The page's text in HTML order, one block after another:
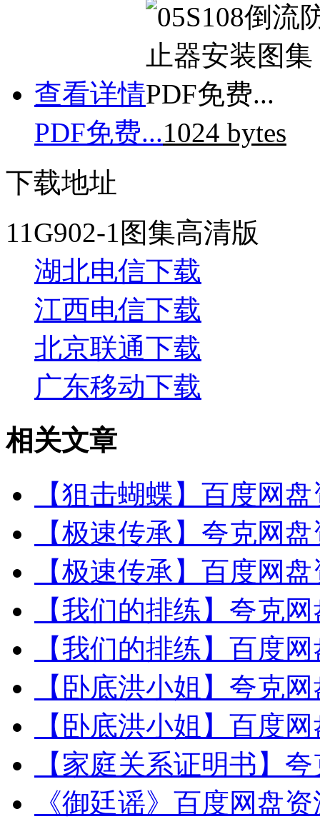
查看详情
PDF免费...1024 bytes
下载地址
11G902-1图集高清版
湖北电信下载
江西电信下载
北京联通下载
广东移动下载
相关文章
【狙击蝴蝶】百度网
【极速传承】夸克网
【极速传承】百度网
【我们的排练】夸克
【我们的排练】百度
【卧底洪小姐】夸克
【卧底洪小姐】百度
【家庭关系证明书】
《御廷谣》百度网盘